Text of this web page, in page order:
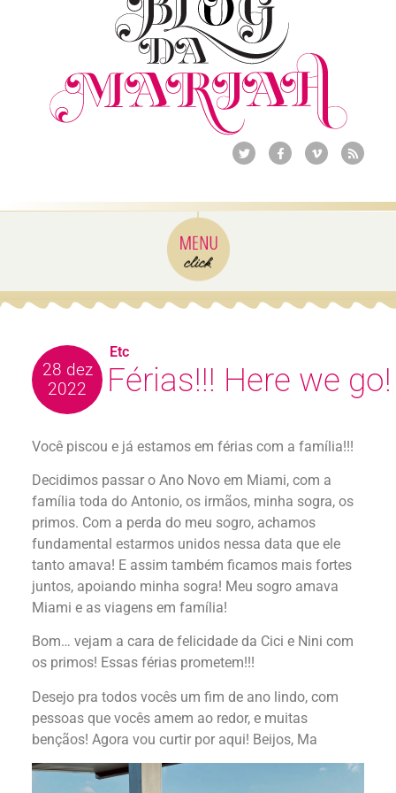
28 dez
2022
Férias!!! Here we go!
Você piscou e já estamos em férias com a família!!!
Decidimos passar o Ano Novo em Miami, com a
família toda do Antonio, os irmãos, minha sogra, os
primos. Com a perda do meu sogro, achamos
fundamental estarmos unidos nessa data que ele
tanto amava! E assim também ficamos mais fortes
juntos, apoiando minha sogra! Meu sogro amava
Miami e as viagens em família!
Bom… vejam a cara de felicidade da Cici e Nini com
os primos! Essas férias prometem!!!
Desejo pra todos vocês um fim de ano lindo, com
pessoas que vocês amem ao redor, e muitas
bençãos! Agora vou curtir por aqui! Beijos, Ma
Etc